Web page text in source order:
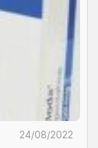
24/08/2022